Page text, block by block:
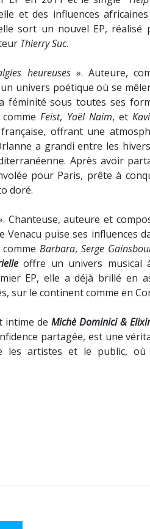
ADRESSE
2 rue Sebastiani
20000 Ajaccio